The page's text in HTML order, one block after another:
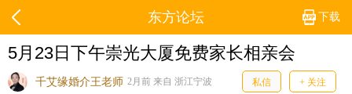
下载
东方论坛
5月23日下午崇光大厦免费家长相亲会
千艾缘婚介王老师 2月前 来自 浙江宁波 私信 + 关注